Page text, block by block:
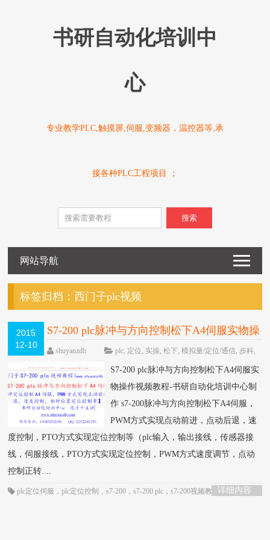
书研自动化培训中
心
专业教学PLC,触摸屏,伺服,变频器，温控器等,承
接各种PLC工程项目 ；
搜索
网站导航
标签归档：西门子plc视频
2015
12-10
S7-200 plc脉冲与方向控制松下A4伺服实物操
作视频教程-书研自动化培训中心制作 HOT
shuyanzdh plc, 定位, 实操,松下,模拟量/定位/通信,步科,
论
S7-200 plc脉冲与方向控制松下A4伺服实
物操作视频教程-书研自动化培训中心制
作 s7-200脉冲与方向控制松下A4伺服，
PWM方式实现点动前进，点动后退，速
度控制，PTO方式实现定位控制等（plc输入，输出接线，传感器接
线，伺服接线，PTO方式实现定位控制，PWM方式速度调节，点动
控制正转....
详细内容
plc定位伺服 ，plc定位控制 ，s7-200 ，s7-200 plc ，s7-200视频教程，定位控